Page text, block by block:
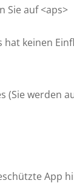
Sie auf <aps>
keinen
(Sie werden
App